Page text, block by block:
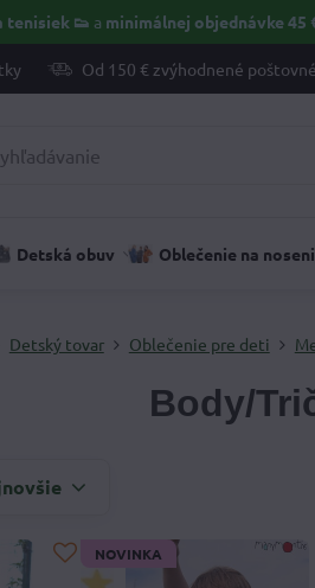
tenisiek 👟 a minimálnej objednávke 45
Od 150 € zvýhodnené poštovné
Detská obuv Oblečenie na
Detský tovar Oblečenie pre deti
Body/
NOVINKA